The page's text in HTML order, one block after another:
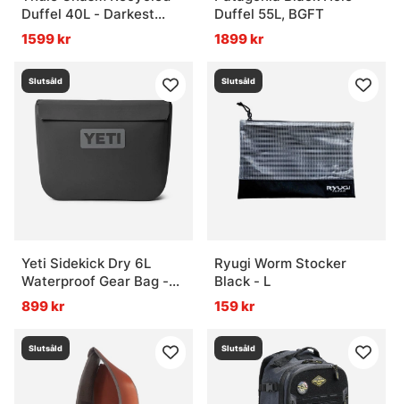
Duffel 40L - Darkest
Blue
1599 kr
Duffel 55L, BGFT
1899 kr
Slutsåld
Yeti Sidekick Dry 6L
Waterproof Gear Bag -
Charcoal
899 kr
Slutsåld
Ryugi Worm Stocker
Black - L
159 kr
Slutsåld Slutsåld